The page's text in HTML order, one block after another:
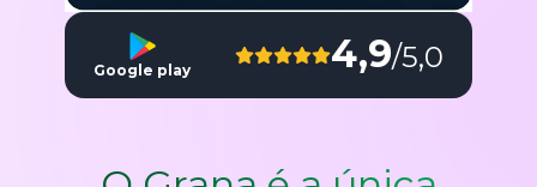
Google play 4,9/5,0